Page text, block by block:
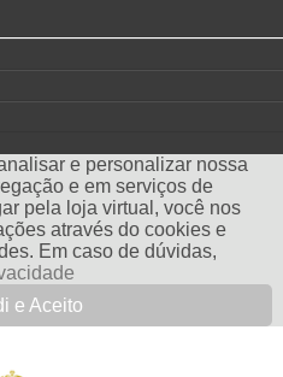
e personalizar nossa
e em serviços de
pela loja virtual, você nos
através do cookies e
Em caso de dúvidas,
e Aceito